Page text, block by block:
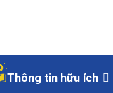
Thông tin hữu ích